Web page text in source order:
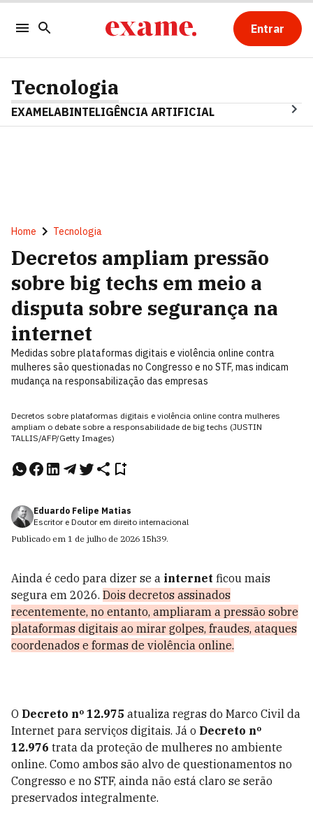
Entrar
Tecnologia
EXAMELABINTELIGÊNCIA ARTIFICIAL
Home Tecnologia
Decretos ampliam pressão
sobre big techs em meio a
disputa sobre segurança na
internet
Medidas sobre plataformas digitais e violência online contra
mulheres são questionadas no Congresso e no STF, mas indicam
mudança na responsabilização das empresas
Decretos sobre plataformas digitais e violência online contra mulheres
ampliam o debate sobre a responsabilidade de big techs (JUSTIN
TALLIS/AFP/Getty Images)
Eduardo Felipe Matias
Escritor e Doutor em direito internacional
Publicado em 1 de julho de 2026 15h39.
Ainda é cedo para dizer se a internet ficou mais
segura em 2026. Dois decretos assinados
recentemente, no entanto, ampliaram a pressão sobre
plataformas digitais ao mirar golpes, fraudes, ataques
coordenados e formas de violência online.
O Decreto nº 12.975 atualiza regras do Marco Civil da
Internet para serviços digitais. Já o Decreto nº
12.976 trata da proteção de mulheres no ambiente
online. Como ambos são alvo de questionamentos no
Congresso e no STF, ainda não está claro se serão
preservados integralmente.